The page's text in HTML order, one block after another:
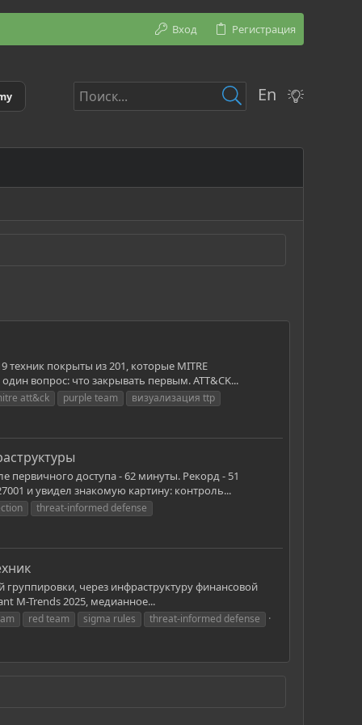
Вход Регистрация
En
техник покрыты из 201, которые MITRE
вопрос: что закрывать первым. ATT&CK...
att&ck purple team
визуализация ttp
доступа - 62 минуты. Рекорд - 51
и увидел знакомую картину: контроль...
threat-informed defense
через инфраструктуру финансовой
M-Trends 2025, медианное...
red team sigma rules threat-informed defense